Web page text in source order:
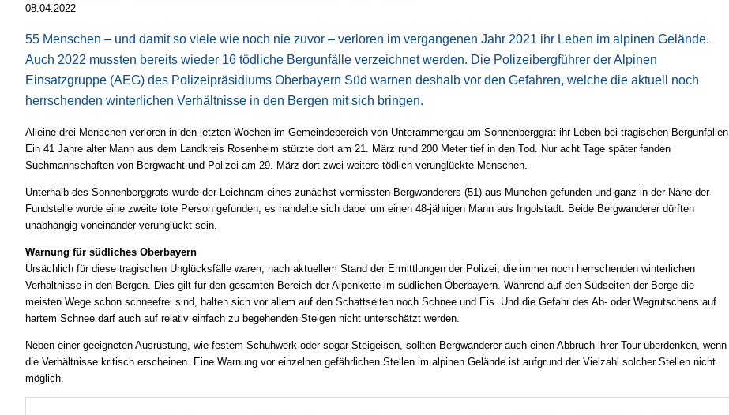
08.04.2022
55 Menschen – und damit so viele wie noch nie zuvor – verloren im vergangenen Jahr 2021 ihr Leben im alpinen Gelände.
Auch 2022 mussten bereits wieder 16 tödliche Bergunfälle verzeichnet werden. Die Polizeibergführer der Alpinen
Einsatzgruppe (AEG) des Polizeipräsidiums Oberbayern Süd warnen deshalb vor den Gefahren, welche die aktuell noch
herrschenden winterlichen Verhältnisse in den Bergen mit sich bringen.
Alleine drei Menschen verloren in den letzten Wochen im Gemeindebereich von Unterammergau am Sonnenberggrat ihr Leben bei tragischen Bergunfällen.
Ein 41 Jahre alter Mann aus dem Landkreis Rosenheim stürzte dort am 21. März rund 200 Meter tief in den Tod. Nur acht Tage später fanden
Suchmannschaften von Bergwacht und Polizei am 29. März dort zwei weitere tödlich verunglückte Menschen.
Unterhalb des Sonnenberggrats wurde der Leichnam eines zunächst vermissten Bergwanderers (51) aus München gefunden und ganz in der Nähe der
Fundstelle wurde eine zweite tote Person gefunden, es handelte sich dabei um einen 48-jährigen Mann aus Ingolstadt. Beide Bergwanderer dürften
unabhängig voneinander verunglückt sein.
Warnung für südliches Oberbayern
Ursächlich für diese tragischen Unglücksfälle waren, nach aktuellem Stand der Ermittlungen der Polizei, die immer noch herrschenden winterlichen
Verhältnisse in den Bergen. Dies gilt für den gesamten Bereich der Alpenkette im südlichen Oberbayern. Während auf den Südseiten der Berge die
meisten Wege schon schneefrei sind, halten sich vor allem auf den Schattseiten noch Schnee und Eis. Und die Gefahr des Ab- oder Wegrutschens auf
hartem Schnee darf auch auf relativ einfach zu begehenden Steigen nicht unterschätzt werden.
Neben einer geeigneten Ausrüstung, wie festem Schuhwerk oder sogar Steigeisen, sollten Bergwanderer auch einen Abbruch ihrer Tour überdenken, wenn
die Verhältnisse kritisch erscheinen. Eine Warnung vor einzelnen gefährlichen Stellen im alpinen Gelände ist aufgrund der Vielzahl solcher Stellen nicht
möglich.